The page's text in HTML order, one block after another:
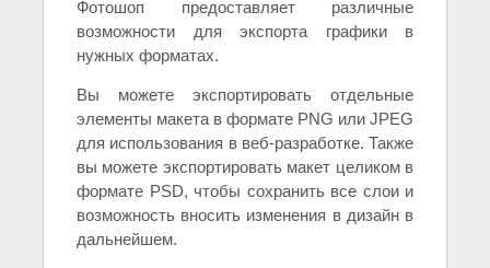
Фотошоп предоставляет различные
возможности для экспорта графики в
нужных форматах.
Вы можете экспортировать отдельные
элементы макета в формате PNG или JPEG
для использования в веб-разработке. Также
вы можете экспортировать макет целиком в
формате PSD, чтобы сохранить все слои и
возможность вносить изменения в дизайн в
дальнейшем.